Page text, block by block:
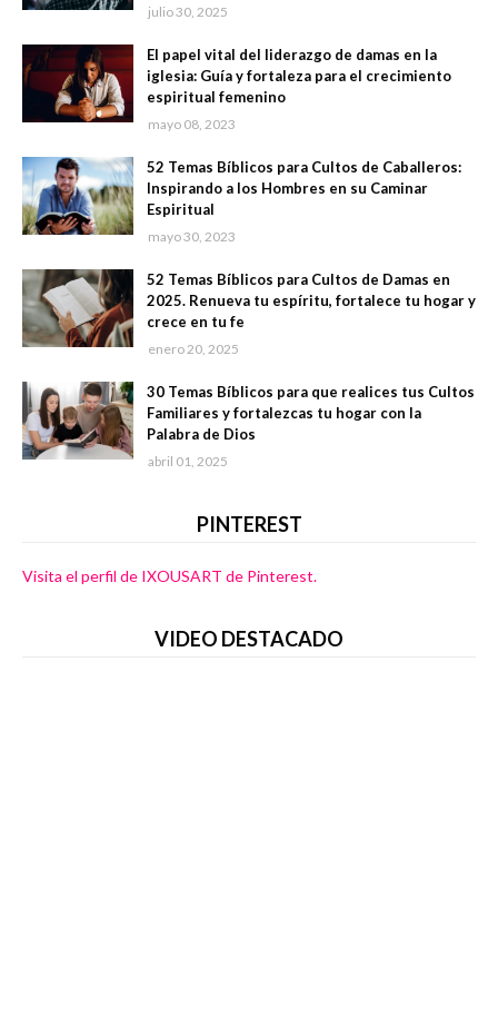
julio 30, 2025
El papel vital del liderazgo de damas en la
iglesia: Guía y fortaleza para el crecimiento
espiritual femenino
mayo 08, 2023
52 Temas Bíblicos para Cultos de Caballeros:
Inspirando a los Hombres en su Caminar
Espiritual
mayo 30, 2023
52 Temas Bíblicos para Cultos de Damas en
2025. Renueva tu espíritu, fortalece tu hogar y
crece en tu fe
enero 20, 2025
30 Temas Bíblicos para que realices tus Cultos
Familiares y fortalezcas tu hogar con la
Palabra de Dios
abril 01, 2025
PINTEREST
Visita el perfil de IXOUSART de Pinterest.
VIDEO DESTACADO